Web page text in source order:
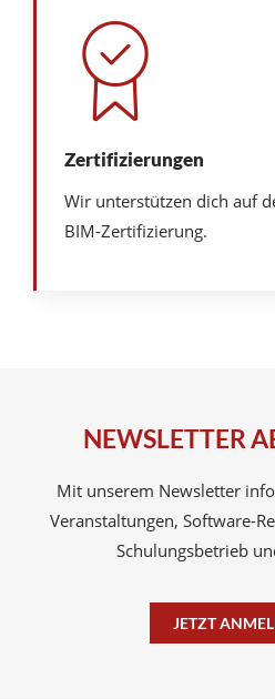
Zertifizierungen
Wir unterstützen dich auf
BIM-Zertifizierung.
NEWSLETTER
Mit unserem Newsletter
Veranstaltungen, Software-
Schulungsbetrieb
JETZT